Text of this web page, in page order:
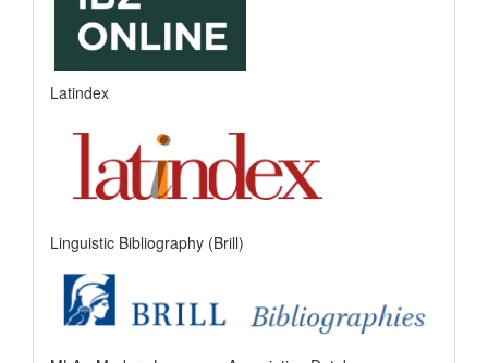
Latindex
Linguistic Bibliography (Brill)